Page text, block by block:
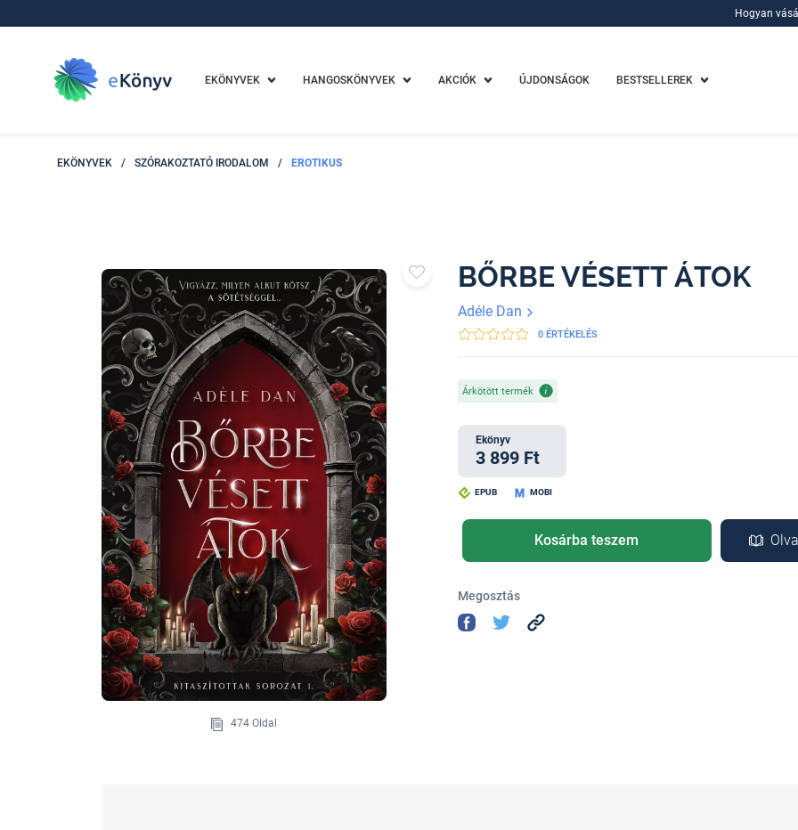
Hogyan
EKÖNYVEK HANGOSKÖNYVEK AKCIÓK ÚJDONSÁGOK BESTSELLEREK
EKÖNYVEK / SZÓRAKOZTATÓ IRODALOM / EROTIKUS
474 Oldal
BŐRBE ​VÉSETT ÁTOK
Adéle Dan
0 ÉRTÉKELÉS
Árkötött termék
Ekönyv
3 899 Ft
EPUB MOBI
Kosárba teszem
Megosztás